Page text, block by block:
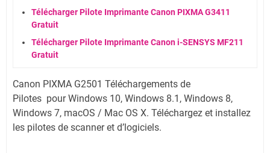
Télécharger Pilote Imprimante Canon PIXMA G3411
Gratuit
Télécharger Pilote Imprimante Canon i-SENSYS MF211
Gratuit
Canon PIXMA G2501 Téléchargements de
Pilotes pour Windows 10, Windows 8.1, Windows 8,
Windows 7, macOS / Mac OS X. Téléchargez et installez
les pilotes de scanner et d’logiciels.